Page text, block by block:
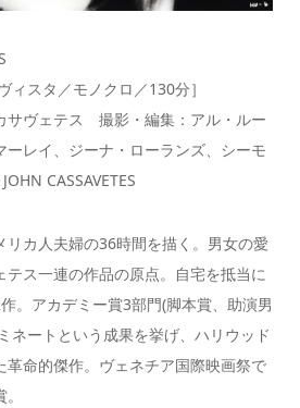
ィスタ／モノクロ／130分］
サヴェテス 撮影・編集：アル・ルー
レイ、ジーナ・ローランズ、シーモ
CASSAVETES
リカ人夫婦の36時間を描く。男女の愛
ス一連の作品の原点。自宅を抵当に
。アカデミー賞3部門(脚本賞、助演男
ネートという成果を挙げ、ハリウッド
革命的傑作。ヴェネチア国際映画祭で